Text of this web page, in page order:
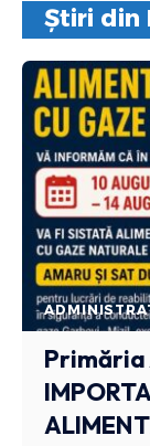
Știri din
Primăria